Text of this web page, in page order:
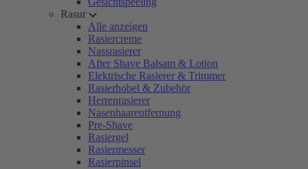
Rasur
Alle anzeigen
Rasiercreme
Nassrasierer
After Shave Balsam & Lotion
Elektrische Rasierer & Trimmer
Rasierhobel & Zubehör
Herrenrasierer
Nasenhaarentfernung
Pre-Shave
Rasiergel
Rasiermesser
Rasierpinsel